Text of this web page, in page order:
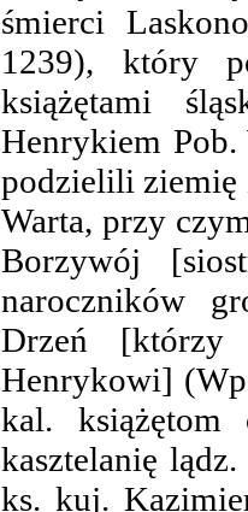
śmierci
1239), który
książętami
Henrykiem
podzielili ziemię
Warta, przy
Borzywój
naroczników
Drzeń [którzy
Henrykowi]
kal.
kasztelanię
ks. kuj.